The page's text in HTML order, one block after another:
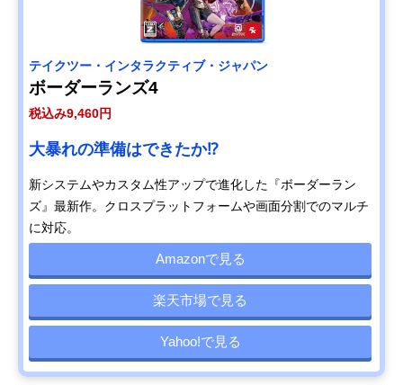
テイクツー・インタラクティブ・ジャパン
ボーダーランズ4
税込み9,460円
大暴れの準備はできたか⁉
新システムやカスタム性アップで進化した『ボーダーラン
ズ』最新作。クロスプラットフォームや画面分割でのマルチ
に対応。
Amazonで見る
楽天市場で見る
Yahoo!で見る